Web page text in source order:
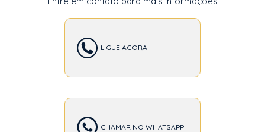
LIGUE AGORA
CHAMAR NO WHATSAPP